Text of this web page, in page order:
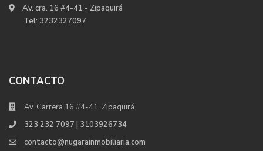
Av. cra. 16 #4-41 - Zipaquirá
Tel: 3232327097
CONTACTO
Av. Carrera 16 #4-41, Zipaquirá
323 232 7097 | 3103926734
contacto@nugarainmobiliaria.com